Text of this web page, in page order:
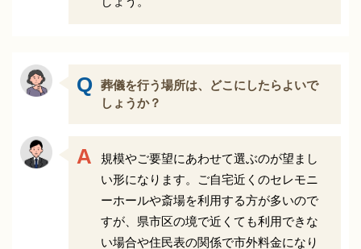
葬儀を行う場所は、どこにしたらよいで
しょうか？
規模やご要望にあわせて選ぶのが望まし
い形になります。ご自宅近くのセレモニ
ーホールや斎場を利用する方が多いので
すが、県市区の境で近くても利用できな
い場合や住民表の関係で市外料金になり